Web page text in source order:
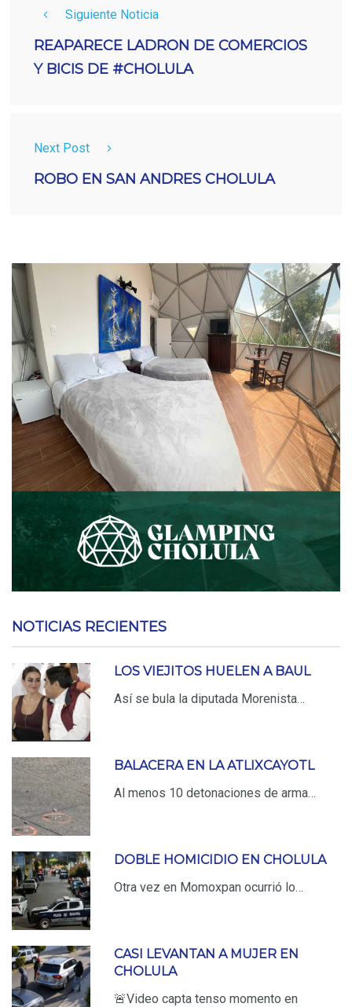
Siguiente Noticia
REAPARECE LADRON DE COMERCIOS
Y BICIS DE #CHOLULA
Next Post
ROBO EN SAN ANDRES CHOLULA
NOTICIAS RECIENTES
LOS VIEJITOS HUELEN A BAUL
Así se bula la diputada Morenista…
BALACERA EN LA ATLIXCAYOTL
Al menos 10 detonaciones de arma…
DOBLE HOMICIDIO EN CHOLULA
Otra vez en Momoxpan ocurrió lo…
CASI LEVANTAN A MUJER EN
CHOLULA
🚨Video capta tenso momento en